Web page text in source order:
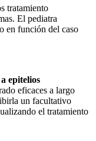
tratamiento
El pediatra
en función del caso
epitelios
eficaces a largo
un facultativo
el tratamiento